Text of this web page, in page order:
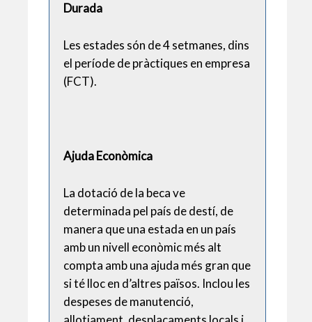
Durada
Les estades són de 4 setmanes, dins
el període de pràctiques en empresa
(FCT).
Ajuda Econòmica
La dotació de la beca ve
determinada pel país de destí, de
manera que una estada en un país
amb un nivell econòmic més alt
compta amb una ajuda més gran que
si té lloc en d’altres països. Inclou les
despeses de manutenció,